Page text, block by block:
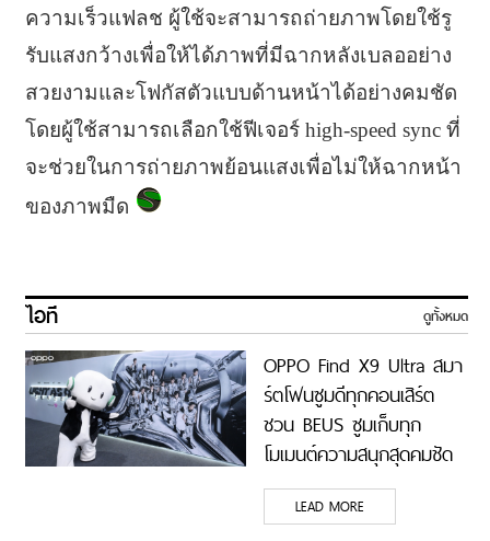
ความเร็วแฟลช ผู้ใช้จะสามารถถ่ายภาพโดยใช้รู
รับแสงกว้างเพื่อให้ได้ภาพที่มีฉากหลังเบลออย่าง
สวยงามและโฟกัสตัวแบบด้านหน้าได้อย่างคมชัด
โดยผู้ใช้สามารถเลือกใช้ฟีเจอร์ high-speed sync ที่
จะช่วยในการถ่ายภาพย้อนแสงเพื่อไม่ให้ฉากหน้า
ของภาพมืด
ไอที ดูทั้งหมด
OPPO Find X9 Ultra สมา
ร์ตโฟนซูมดีทุกคอนเสิร์ต
ชวน BEUS ซูมเก็บทุก
โมเมนต์ความสนุกสุดคมชัด
ในคอนเสิร์ต BUS LIGHT
AS ONE
LEAD MORE